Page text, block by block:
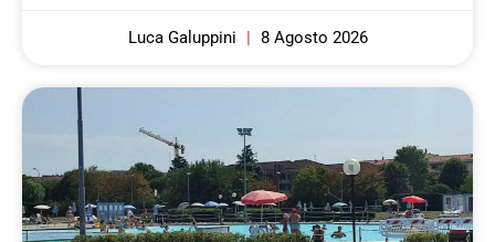
Luca Galuppini 8 Agosto 2026